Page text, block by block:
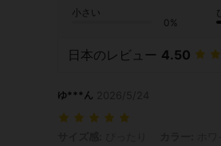
小さい
0%
日本のレビュー 4.50
ゆ***ん